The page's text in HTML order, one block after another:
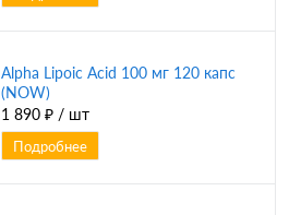
Alpha Lipoic Acid 100 мг 120 капс
(NOW)
1 890 ₽ / шт
Подробнее